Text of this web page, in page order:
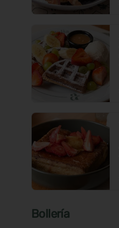
Bollería